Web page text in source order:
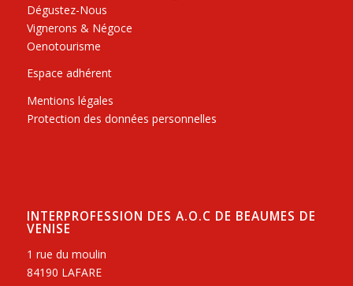
Dégustez-Nous
Vignerons & Négoce
Oenotourisme
Espace adhérent
Mentions légales
Protection des données personnelles
INTERPROFESSION DES A.O.C DE BEAUMES DE
VENISE
1 rue du moulin
84190 LAFARE